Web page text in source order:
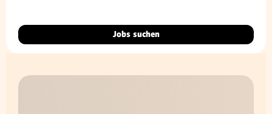
Jobs suchen